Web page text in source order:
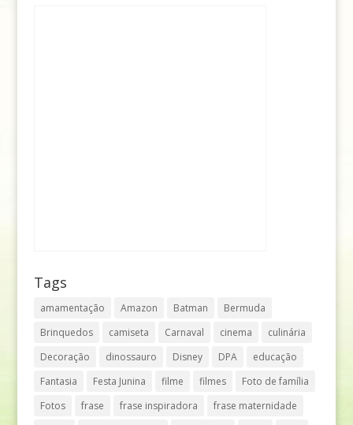
Tags
amamentação Amazon Batman
Bermuda
Brinquedos
camiseta Carnaval cinema
culinária
Decoração
dinossauro Disney DPA
educação
Fantasia
Festa Junina filme filmes
Foto de família
Fotos
frase frase inspiradora
frase maternidade